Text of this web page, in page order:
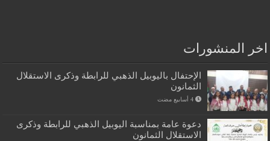
اخر المنشورات
الإحتفال باليوبيل الذهبي للرابطة وذكرى الاستقلال
الثمانون
‏4 أسابيع مضت
دعوة عامة بمناسبة اليوبيل الذهبي للرابطة وذكرى
الاستقلال الثمانون